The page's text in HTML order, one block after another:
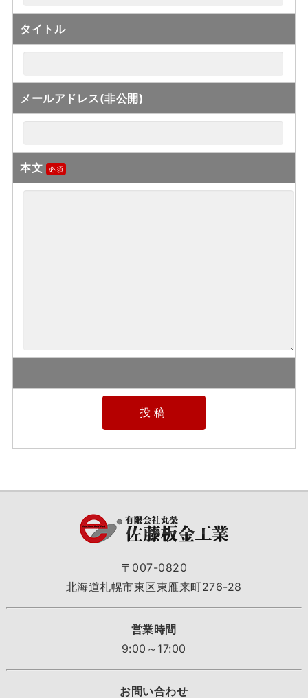
タイトル
メールアドレス(非公開)
本文
〒007-0820
北海道札幌市東区東雁来町276-28
営業時間
9:00～17:00
お問い合わせ